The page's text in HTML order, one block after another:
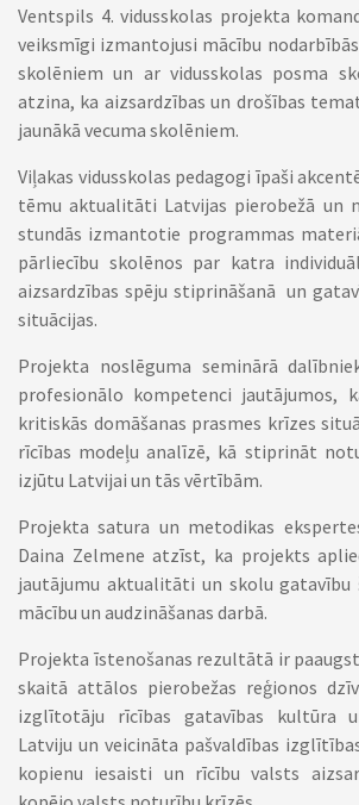
Ventspils 4. vidusskolas projekta
veiksmīgi izmantojusi mācību
skolēniem un ar vidusskolas posma
atzina, ka aizsardzības un drošības
jaunākā vecuma skolēniem.
Viļakas vidusskolas pedagogi īpaši
tēmu aktualitāti Latvijas pierobežā un
stundās izmantotie programmas
pārliecību skolēnos par katra
aizsardzības spēju stiprināšanā un
situācijas.
Projekta noslēguma seminārā
profesionālo kompetenci jautājumos,
kritiskās domāšanas prasmes krīzes
rīcības modeļu analīzē, kā stiprināt
izjūtu Latvijai un tās vērtībām.
Projekta satura un metodikas
Daina Zelmene atzīst, ka projekts
jautājumu aktualitāti un skolu
mācību un audzināšanas darbā.
Projekta īstenošanas rezultātā ir
skaitā attālos pierobežas reģionos
izglītotāju rīcības gatavības kultūra
Latviju un veicināta pašvaldības
kopienu iesaisti un rīcību valsts